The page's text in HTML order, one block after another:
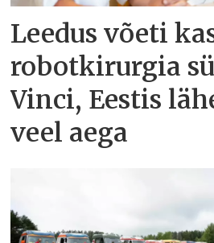
Leedus võeti
robotkirurgia
Vinci, Eestis
veel aega